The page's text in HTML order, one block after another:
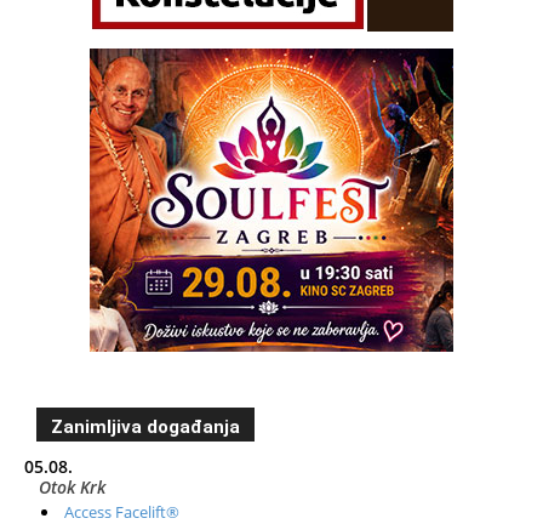
Zanimljiva događanja
05.08.
Otok Krk
Access Facelift®